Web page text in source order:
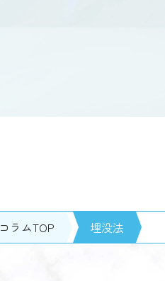
コラムTOP 埋没法